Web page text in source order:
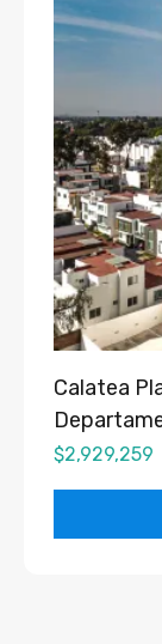
Calatea
$2,929,259